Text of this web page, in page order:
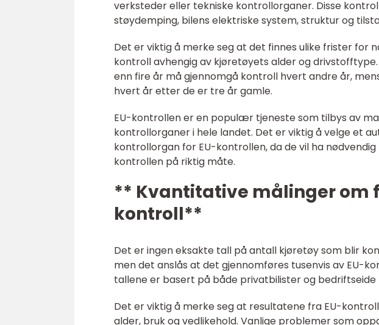
verksteder eller tekniske kontrollorganer. Disse
støydemping, bilens elektriske system, struktur og
Det er viktig å merke seg at det finnes ulike frister for
kontroll avhengig av kjøretøyets alder og
enn fire år må gjennomgå kontroll hvert andre år,
hvert år etter de er tre år gamle.
EU-kontrollen er en populær tjeneste som tilbys av
kontrollorganer i hele landet. Det er viktig å velge et
kontrollorgan for EU-kontrollen, da de vil ha
kontrollen på riktig måte.
** Kvantitative målinger om
kontroll**
Det er ingen eksakte tall på antall kjøretøy som blir
men det anslås at det gjennomføres tusenvis av EU-
tallene er basert på både privatbilister og bedriftseide
Det er viktig å merke seg at resultatene fra EU-
alder, bruk og vedlikehold. Vanlige problemer som